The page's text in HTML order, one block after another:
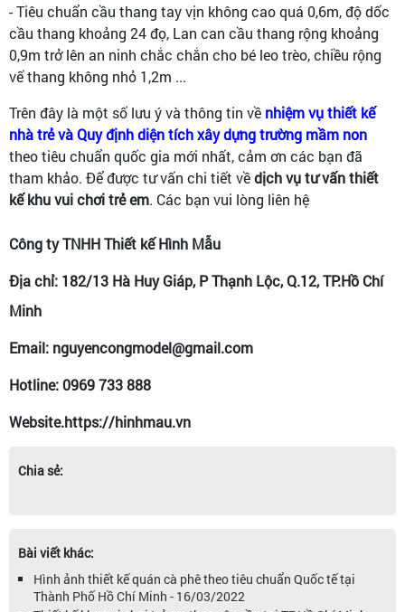
- Tiêu chuẩn cầu thang tay vịn không cao quá 0,6m, độ dốc
cầu thang khoảng 24 đọ, Lan can cầu thang rộng khoảng
0,9m trở lên an ninh chắc chắn cho bé leo trèo, chiều rộng
vế thang không nhỏ 1,2m ...
Trên đây là một số lưu ý và thông tin về nhiệm vụ thiết kế
nhà trẻ và Quy định diện tích xây dựng trường mầm non
theo tiêu chuẩn quốc gia mới nhất, cảm ơn các bạn đã
tham khảo. Để được tư vấn chi tiết vềdịch vụ tư vấn thiết
kế khu vui chơi trẻ em. Các bạn vui lòng liên hệ
Công ty TNHH Thiết kế Hình Mẫu
Địa chỉ: 182/13 Hà Huy Giáp, P Thạnh Lộc, Q.12, TP.Hồ Chí
Minh
Email: nguyencongmodel@gmail.com
Hotline: 0969 733 888
Website.https://hinhmau.vn
Chia sẻ:
Bài viết khác:
Hình ảnh thiết kế quán cà phê theo tiêu chuẩn Quốc tế tại
Thành Phố Hồ Chí Minh - 16/03/2022